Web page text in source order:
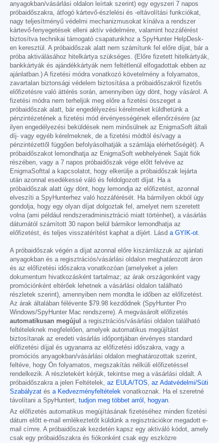
anyagokban/vásárlási oldalon leírtak szerint) egy egyszeri 7 napos
próbaidőszakra, átfogó kártevő-észlelési és -eltávolítási funkciókat,
nagy teljesítményű védelmi mechanizmusokat kínálva a rendszer
kártevő-fenyegetések elleni aktív védelmére, valamint hozzáférést
biztosítva technikai támogató csapatunkhoz a SpyHunter HelpDesk-
en keresztül. A próbaidőszak alatt nem számítunk fel előre díjat, bár a
próba aktiválásához hitelkártya szükséges. (Előre fizetett hitelkártyák,
bankkártyák és ajándékkártyák nem feltétlenül elfogadottak ebben az
ajánlatban.) A fizetési módra vonatkozó követelmény a folyamatos,
zavartalan biztonsági védelem biztosítása a próbaidőszakról fizetős
előfizetésre való áttérés során, amennyiben úgy dönt, hogy vásárol. A
fizetési módra nem terheljük meg előre a fizetési összeget a
próbaidőszak alatt, bár engedélyezési kérelmeket küldhetünk a
pénzintézetének a fizetési mód érvényességének ellenőrzésére (az
ilyen engedélyezési beküldések nem minősülnek az EnigmaSoft általi
díj- vagy egyéb kérelmeknek, de a fizetési módtól és/vagy a
pénzintézettől függően befolyásolhatják a számlája elérhetőségét). A
próbaidőszakot lemondhatja az EnigmaSoft webhelyének Saját fiók
részében, vagy a 7 napos próbaidőszak vége előtt felvéve az
EnigmaSofttal a kapcsolatot, hogy elkerülje a próbaidőszak lejárta
után azonnal esedékessé váló és feldolgozott díjat. Ha a
próbaidőszak alatt úgy dönt, hogy lemondja az előfizetést, azonnal
elveszíti a SpyHunterhez való hozzáférését. Ha bármilyen okból úgy
gondolja, hogy egy olyan díjat dolgoztak fel, amelyet nem szeretett
volna (ami például rendszeradminisztráció miatt történhet), a vásárlás
dátumától számított 30 napon belül bármikor lemondhatja az
előfizetést, és teljes visszatérítést kaphat a díjért. Lásd a GYIK-ot.
A próbaidőszak végén a díjat azonnal előre kiszámlázzuk az ajánlati
anyagokban és a regisztrációs/vásárlási oldalon meghatározott áron
és az előfizetési időszakra vonatkozóan (amelyeket a jelen
dokumentum hivatkozásként tartalmaz; az árak országonként vagy
promóciónként eltérőek lehetnek a vásárlási oldalon található
részletek szerint), amennyiben nem mondta le időben az előfizetést.
Az árak általában félévente $79.98 kezdődnek (SpyHunter Pro
Windows/SpyHunter Mac rendszerre). A megvásárolt előfizetés
automatikusan megújul
a regisztrációs/vásárlási oldalon található
feltételeknek megfelelően, amelyek automatikus megújítást
biztosítanak az eredeti vásárlás időpontjában érvényes standard
előfizetési díjjal és ugyanarra az előfizetési időszakra, vagy a
promóciós anyagokban/vásárlási oldalon meghatározottak szerint,
feltéve, hogy Ön folyamatos, megszakítás nélküli előfizetéssel
rendelkezik. A részletekért kérjük, tekintse meg a vásárlási oldalt. A
próbaidőszakra a jelen Feltételek, az EULA/TOS, az Adatvédelmi/Süti
Szabályzat és a Kedvezményfeltételek vonatkoznak. Ha el szeretné
távolítani a SpyHuntert, tudjon meg többet arról, hogyan.
Az előfizetés automatikus megújításának fizetéséhez minden fizetési
dátum előtt e-mail emlékeztetőt küldünk a regisztrációkor megadott e-
mail címre. A próbaidőszak kezdetén kapsz egy aktiváló kódot, amely
csak egy próbaidőszakra és fiókonként csak egy eszközre